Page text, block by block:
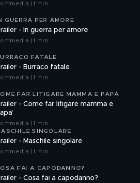
| 1 min
GUERRA PER AMORE
- In guerra per amore
| 1 min
FATALE
- Burraco fatale
| 1 min
FAR LITIGARE MAMMA E PAPÀ
- Come far litigare mamma e
| 1 min
SINGOLARE
- Maschile singolare
| 1 min
FAI A CAPODANNO?
- Cosa fai a capodanno?